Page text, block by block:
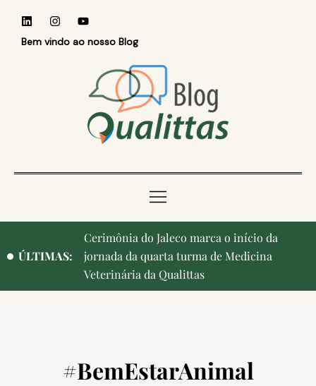
Bem vindo ao nosso Blog
ÚLTIMAS:
Cerimônia do Jaleco marca o início da
jornada da quarta turma de Medicina
Veterinária da Qualittas
#BemEstarAnimal